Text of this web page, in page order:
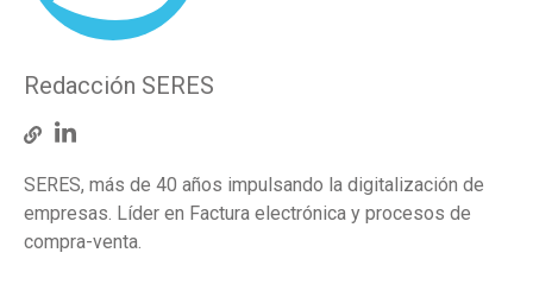
Redacción SERES
SERES, más de 40 años impulsando la digitalización de
empresas. Líder en Factura electrónica y procesos de
compra-venta.